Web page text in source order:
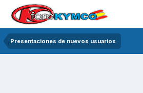
Presentaciones de nuevos usuarios